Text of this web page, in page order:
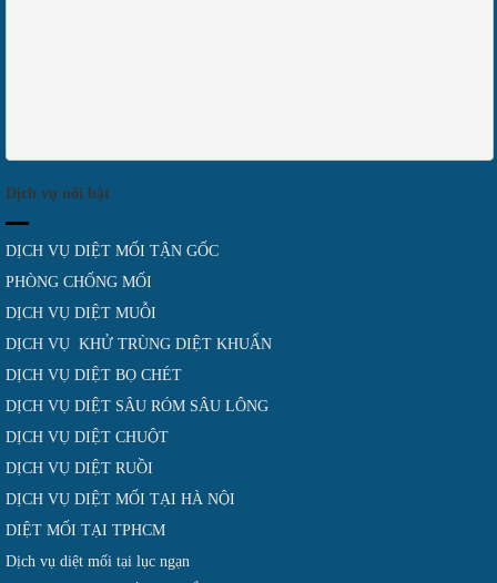
Dịch vụ nổi bật
DỊCH VỤ DIỆT MỐI TẬN GỐC
PHÒNG CHỐNG MỐI
DỊCH VỤ DIỆT MUỖI
DỊCH VỤ KHỬ TRÙNG DIỆT KHUẨN
DỊCH VỤ DIỆT BỌ CHÉT
DỊCH VỤ DIỆT SÂU RÓM SÂU LÔNG
DỊCH VỤ DIỆT CHUỘT
DỊCH VỤ DIỆT RUỒI
DỊCH VỤ DIỆT MỐI TẠI HÀ NỘI
DIỆT MỐI TẠI TPHCM
Dịch vụ diệt mối tại lục ngạn